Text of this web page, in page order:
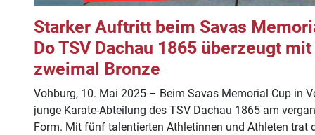
Starker Auftritt beim Savas
Do TSV Dachau 1865 überzeugt
zweimal Bronze
Vohburg, 10. Mai 2025 – Beim Savas Memorial Cup in
junge Karate-Abteilung des TSV Dachau 1865 am
Form. Mit fünf talentierten Athletinnen und Athleten trat